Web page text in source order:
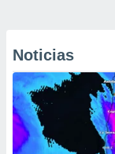
Noticias